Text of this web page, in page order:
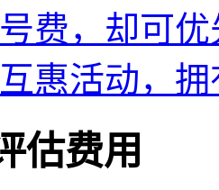
费，却可
惠活动，
估费用